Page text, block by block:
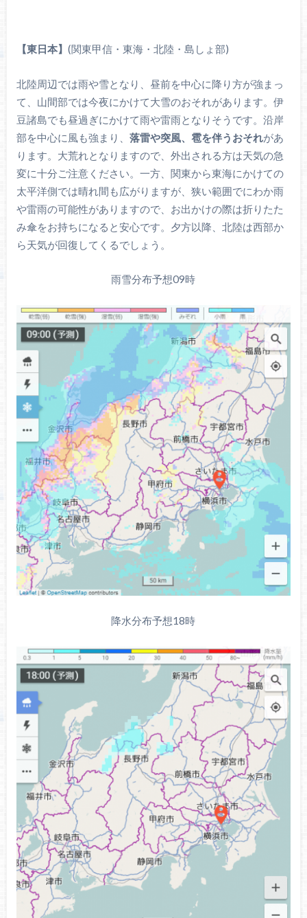
【東日本】 (関東甲信・東海・北陸・島しょ部)
北陸周辺では雨や雪となり、昼前を中心に降り方が強まっ
て、山間部では今夜にかけて大雪のおそれがあります。伊
豆諸島でも昼過ぎにかけて雨や雷雨となりそうです。沿岸
部を中心に風も強まり、 落雷や突風、雹を伴うおそれがあ
ります。大荒れとなりますので、外出される方は天気の急
変に十分ご注意ください。一方、関東から東海にかけての
太平洋側では晴れ間も広がりますが、狭い範囲でにわか雨
や雷雨の可能性がありますので、お出かけの際は折りたた
み傘をお持ちになると安心です。夕方以降、北陸は西部か
ら天気が回復してくるでしょう。
雨雪分布予想09時
降水分布予想18時